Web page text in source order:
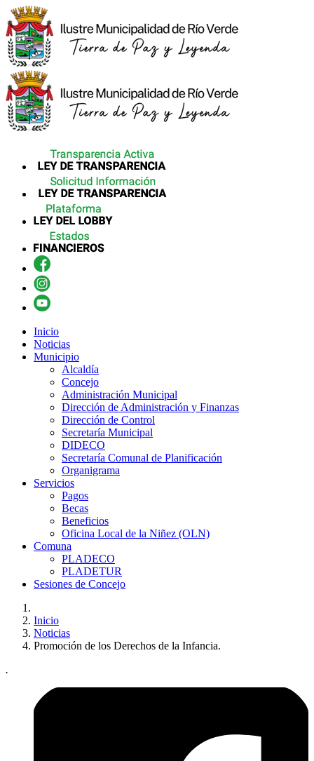
Inicio
Noticias
Municipio
Alcaldía
Concejo
Administración Municipal
Dirección de Administración y Finanzas
Dirección de Control
Secretaría Municipal
DIDECO
Secretaría Comunal de Planificación
Organigrama
Servicios
Pagos
Becas
Beneficios
Oficina Local de la Niñez (OLN)
Comuna
PLADECO
PLADETUR
Sesiones de Concejo
Inicio
Noticias
Promoción de los Derechos de la Infancia.
.